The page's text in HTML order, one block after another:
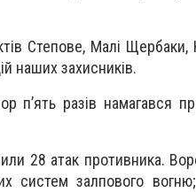
Степове, Малі Щербаки,
наших захисників.
п’ять разів намагався
28 атак противника.
систем залпового